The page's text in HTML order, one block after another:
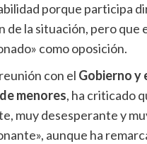
porque participa
de la situación, pero que
como oposición.
con el Gobierno y
menores, ha criticado
muy desesperante y
aunque ha